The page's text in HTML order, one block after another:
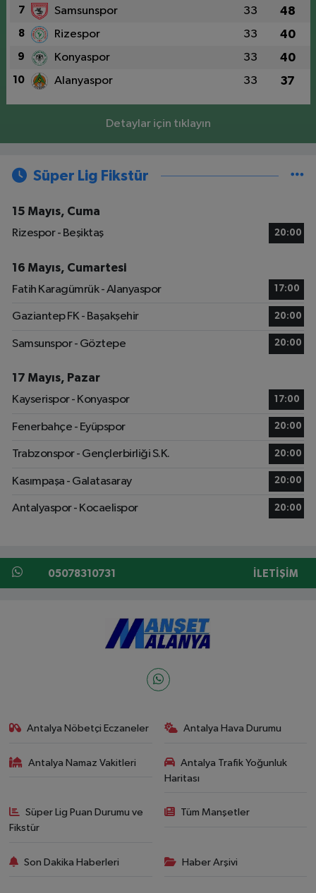
7 Samsunspor 33 48
8 Rizespor 33 40
9 Konyaspor 33 40
10 Alanyaspor 33 37
Detaylar için tıklayın
Süper Lig Fikstür
15 Mayıs, Cuma
Rizespor - Beşiktaş
20:00
16 Mayıs, Cumartesi
Fatih Karagümrük - Alanyaspor
17:00
Gaziantep FK - Başakşehir 20:00
Samsunspor - Göztepe 20:00
17 Mayıs, Pazar
Kayserispor - Konyaspor
17:00
Fenerbahçe - Eyüpspor 20:00
Trabzonspor - Gençlerbirliği S.K. 20:00
Kasımpaşa - Galatasaray 20:00
Antalyaspor - Kocaelispor 20:00
05078310731 İLETIŞIM
Antalya Nöbetçi Eczaneler Antalya Hava Durumu
Antalya Namaz Vakitleri
Antalya Trafik Yoğunluk
Haritası
Süper Lig Puan Durumu ve
Fikstür
Tüm Manşetler
Son Dakika Haberleri Haber Arşivi